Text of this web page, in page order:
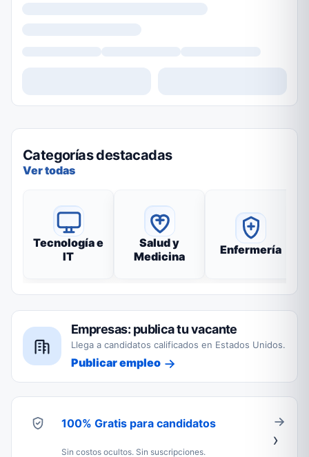
Categorías destacadas
Ver todas
Tecnología e
IT
Salud y
Medicina
Enfermería
Empresas: publica tu vacante
Llega a candidatos calificados en Estados Unidos.
Publicar empleo
100% Gratis para candidatos
Sin costos ocultos. Sin suscripciones.